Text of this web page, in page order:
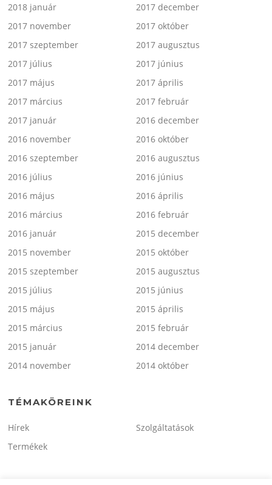
2018 január
2017 december
2017 november
2017 október
2017 szeptember
2017 augusztus
2017 július
2017 június
2017 május
2017 április
2017 március
2017 február
2017 január
2016 december
2016 november
2016 október
2016 szeptember
2016 augusztus
2016 július
2016 június
2016 május
2016 április
2016 március
2016 február
2016 január
2015 december
2015 november
2015 október
2015 szeptember
2015 augusztus
2015 július
2015 június
2015 május
2015 április
2015 március
2015 február
2015 január
2014 december
2014 november
2014 október
TÉMAKÖREINK
Hírek
Szolgáltatások
Termékek